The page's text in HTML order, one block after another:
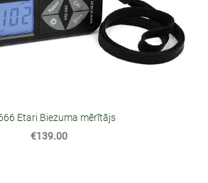
Etari Biezuma mērītājs
€139.00